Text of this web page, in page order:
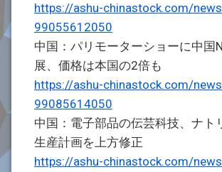
https://ashu-chinastock.com/
99055612050
中国：パリモーターショーに中国
展、価格は本国の2倍も
https://ashu-chinastock.com/
99085614050
中国：電子部品の伝芸科技、ナト
生産計画を上方修正
https://ashu-chinastock.com/